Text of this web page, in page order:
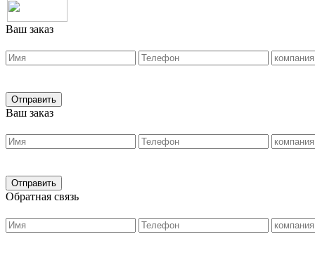
Ваш заказ
Ваш заказ
Обратная связь